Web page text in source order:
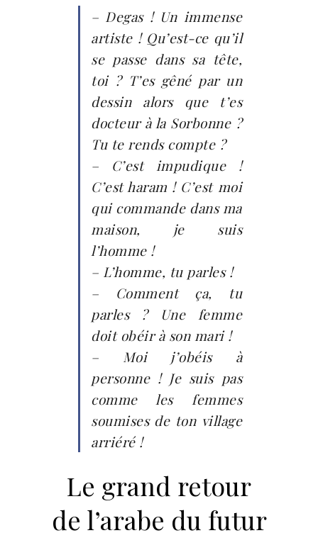
– Degas ! Un immense
artiste ! Qu’est-ce qu’il
se passe dans sa tête,
toi ? T’es gêné par un
dessin alors que t’es
docteur à la Sorbonne ?
Tu te rends compte ?
– C’est impudique !
C’est haram ! C’est moi
qui commande dans ma
maison, je suis
l’homme !
– L’homme, tu parles !
– Comment ça, tu
parles ? Une femme
doit obéir à son mari !
– Moi j’obéis à
personne ! Je suis pas
comme les femmes
soumises de ton village
arriéré !
Le grand retour
de l’arabe du futur